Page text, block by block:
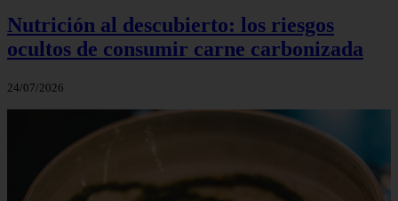
Nutrición al descubierto: los riesgos
ocultos de consumir carne carbonizada
24/07/2026